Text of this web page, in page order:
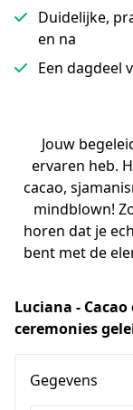
Duidelijke,
en na
Een dagdeel
Jouw
ervaren heb.
cacao,
mindblown!
horen dat je
bent met de
Luciana -
ceremonies
Gegevens